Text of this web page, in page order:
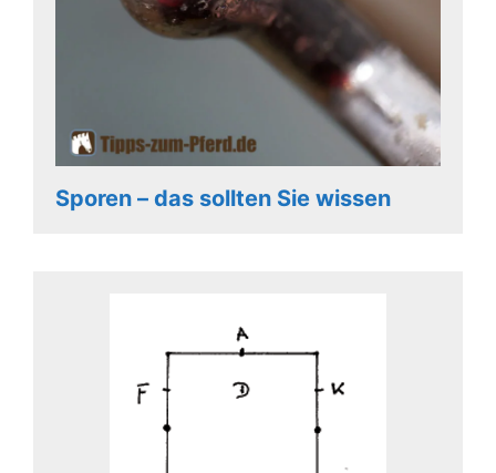
Sporen – das sollten Sie wissen